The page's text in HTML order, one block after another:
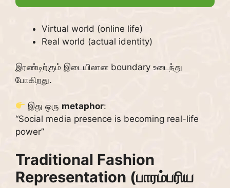
Virtual world (online life)
Real world (actual identity)
இரண்டிற்கும் இடையிலான boundary உடைந்து
போகிறது.
இது ஒரு metaphor:
“Social media presence is becoming real-life
power”
Traditional Fashion
Representation (பாரம்பரிய